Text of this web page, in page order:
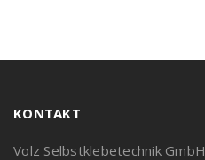
KONTAKT
Volz Selbstklebetechnik GmbH